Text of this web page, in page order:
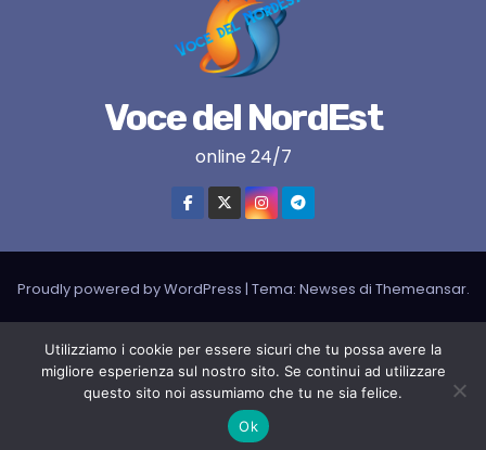
Voce del NordEst
online 24/7
Proudly powered by WordPress | Tema: Newses di Themeansar.
LIVE RADIO
RADIONORDEST
Il mio account
SPORT FURLAN PAR FURLAN – In collaborazione con A.S.F.
Utilizziamo i cookie per essere sicuri che tu possa avere la
migliore esperienza sul nostro sito. Se continui ad utilizzare
questo sito noi assumiamo che tu ne sia felice.
Ok